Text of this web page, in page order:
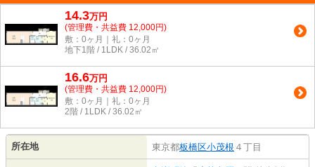
14.3万円
(管理費・共益費 12,000円)
敷：0ヶ月｜礼：0ヶ月
地下1階 / 1LDK / 36.02㎡
16.6万円
(管理費・共益費 12,000円)
敷：0ヶ月｜礼：0ヶ月
2階 / 1LDK / 36.02㎡
所在地 東京都板橋区小茂根 ４丁目